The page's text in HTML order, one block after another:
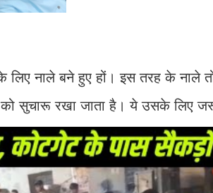
लिए नाले बने हुए हों। इस तरह के नाले
सुचारू रखा जाता है। ये उसके लिए